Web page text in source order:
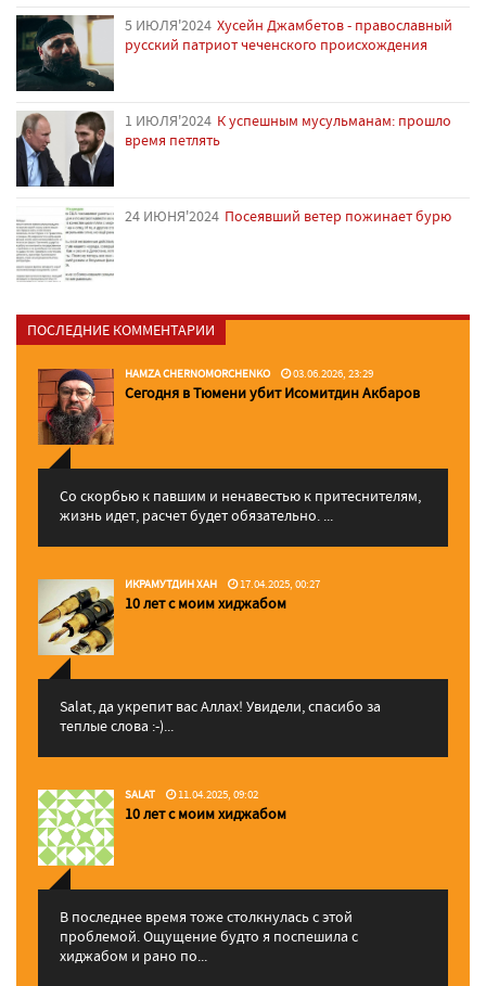
5 ИЮЛЯ'2024 Хусейн Джамбетов - православный
русский патриот чеченского происхождения
1 ИЮЛЯ'2024 К успешным мусульманам: прошло
время петлять
24 ИЮНЯ'2024 Посеявший ветер пожинает бурю
ПОСЛЕДНИЕ КОММЕНТАРИИ
HAMZA CHERNOMORCHENKO 03.06.2026, 23:29
Сегодня в Тюмени убит Исомитдин Акбаров
Со скорбью к павшим и ненавестью к притеснителям,
жизнь идет, расчет будет обязательно. ...
ИКРАМУТДИН ХАН 17.04.2025, 00:27
10 лет с моим хиджабом
Salat, да укрепит вас Аллаx! Увидели, спасибо за
теплые слова :-)...
SALAT 11.04.2025, 09:02
10 лет с моим хиджабом
В последнее время тоже столкнулась с этой
проблемой. Ощущение будто я поспешила с
хиджабом и рано по...